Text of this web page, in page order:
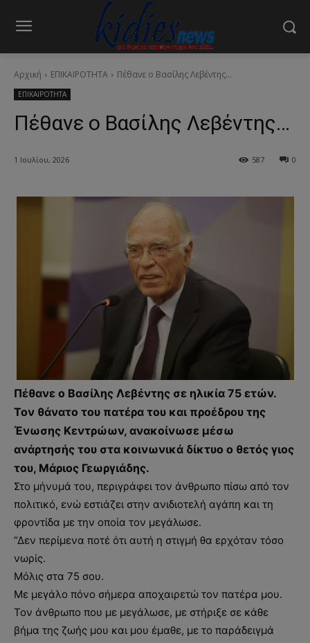
Αρχική ΕΠΙΚΑΙΡΟΤΗΤΑ Πέθανε ο Βασίλης Λεβέντης...
ΕΠΙΚΑΙΡΟΤΗΤΑ
Πέθανε ο Βασίλης Λεβέντης…
1 Ιουλίου, 2026 0
587
Πέθανε ο Βασίλης Λεβέντης σε ηλικία 75 ετών.
Τον θάνατο του πατέρα του και προέδρου της
Ένωσης Κεντρώων, ανακοίνωσε μέσω
ανάρτησής του στα κοινωνικά δίκτυο ο θετός γιος
του, Μάριος Γεωργιάδης.
Στο μήνυμά του, περιγράφει τον άνθρωπο πίσω από τον
πολιτικό, ενώ εστιάζει στην ανιδιοτελή αγάπη και τη
φροντίδα με την οποία τον μεγάλωσε.
“Δεν περίμενα ποτέ ότι αυτή η στιγμή θα ερχόταν τόσο
νωρίς.
Μόλις στα 75 σου.
Με μεγάλο πόνο σήμερα αποχαιρετώ τον πατέρα μου.
Τον άνθρωπο που με μεγάλωσε, με στήριξε σε κάθε
βήμα της ζωής μου και μου έμαθε, με το παράδειγμά